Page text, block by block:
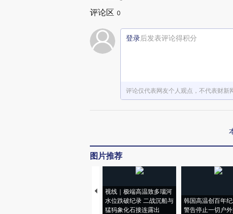
评论区 0
登录后发表评论得积分
评论仅代表网友个人观点，不代表财新
图片推荐
视线｜极端高温致多瑙河
水位跌破纪录 二战沉船与
猛犸象化石接连露出
韩国高温创百年
警告停止一切户